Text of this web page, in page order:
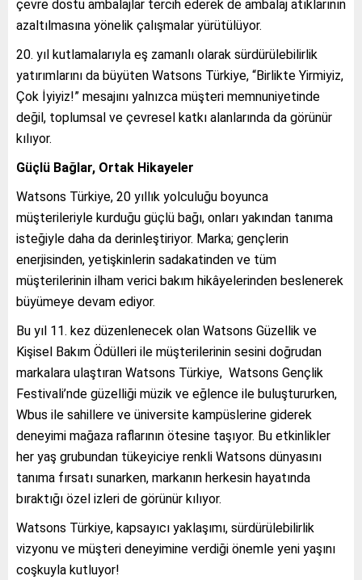
çevre dostu ambalajlar tercih ederek de ambalaj atıklarının
azaltılmasına yönelik çalışmalar yürütülüyor.
20. yıl kutlamalarıyla eş zamanlı olarak sürdürülebilirlik
yatırımlarını da büyüten Watsons Türkiye, “Birlikte Yirmiyiz,
Çok İyiyiz!” mesajını yalnızca müşteri memnuniyetinde
değil, toplumsal ve çevresel katkı alanlarında da görünür
kılıyor.
Güçlü Bağlar, Ortak Hikayeler
Watsons Türkiye, 20 yıllık yolculuğu boyunca
müşterileriyle kurduğu güçlü bağı, onları yakından tanıma
isteğiyle daha da derinleştiriyor. Marka; gençlerin
enerjisinden, yetişkinlerin sadakatinden ve tüm
müşterilerinin ilham verici bakım hikâyelerinden beslenerek
büyümeye devam ediyor.
Bu yıl 11. kez düzenlenecek olan Watsons Güzellik ve
Kişisel Bakım Ödülleri ile müşterilerinin sesini doğrudan
markalara ulaştıran Watsons Türkiye, Watsons Gençlik
Festivali’nde güzelliği müzik ve eğlence ile buluştururken,
Wbus ile sahillere ve üniversite kampüslerine giderek
deneyimi mağaza raflarının ötesine taşıyor. Bu etkinlikler
her yaş grubundan tükeyiciye renkli Watsons dünyasını
tanıma fırsatı sunarken, markanın herkesin hayatında
bıraktığı özel izleri de görünür kılıyor.
Watsons Türkiye, kapsayıcı yaklaşımı, sürdürülebilirlik
vizyonu ve müşteri deneyimine verdiği önemle yeni yaşını
coşkuyla kutluyor!